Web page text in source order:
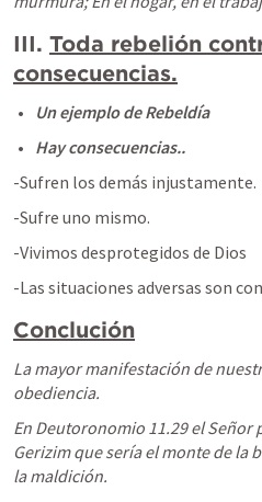
III. Toda rebelión
consecuencias.
Un ejemplo de Rebeldía
Hay consecuencias..
-Sufren los demás injustamente.
-Sufre uno mismo.
-Vivimos desprotegidos de Dios
-Las situaciones adversas son
Conclución
La mayor manifestación de
obediencia.
En Deutoronomio 11.29 el Señor
Gerizim que sería el monte de la
la maldición.